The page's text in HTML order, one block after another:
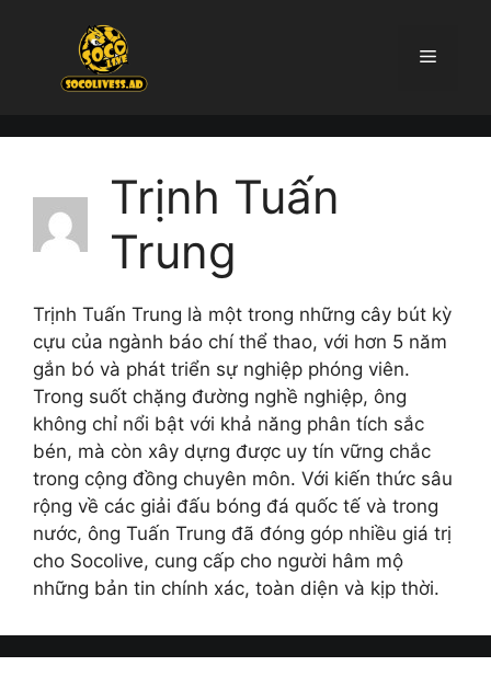
Menu
Trịnh Tuấn
Trung
Trịnh Tuấn Trung là một trong những cây bút kỳ
cựu của ngành báo chí thể thao, với hơn 5 năm
gắn bó và phát triển sự nghiệp phóng viên.
Trong suốt chặng đường nghề nghiệp, ông
không chỉ nổi bật với khả năng phân tích sắc
bén, mà còn xây dựng được uy tín vững chắc
trong cộng đồng chuyên môn. Với kiến thức sâu
rộng về các giải đấu bóng đá quốc tế và trong
nước, ông Tuấn Trung đã đóng góp nhiều giá trị
cho Socolive, cung cấp cho người hâm mộ
những bản tin chính xác, toàn diện và kịp thời.